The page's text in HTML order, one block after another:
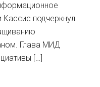
Кассис подчеркнул
Глава МИД
[…]